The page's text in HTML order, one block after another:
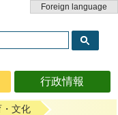
Foreign language
行政情報
文化